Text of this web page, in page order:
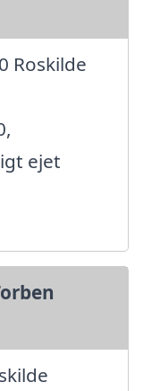
Roskilde
ejet